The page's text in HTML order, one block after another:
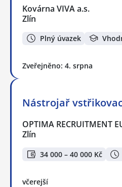
Kovárna VIVA a.s.
Zlín
Plný úvazek
Zveřejněno: 4. srpna
Nástrojař
OPTIMA RECRUITMENT
Zlín
34 000 – 40 000 Kč
včerejší